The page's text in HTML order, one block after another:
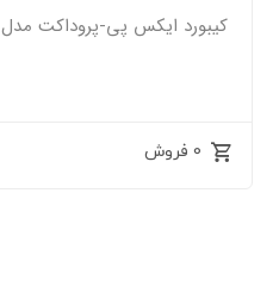
کیبورد ایکس پی-پروداکت مدل XP-8000
0 فروش